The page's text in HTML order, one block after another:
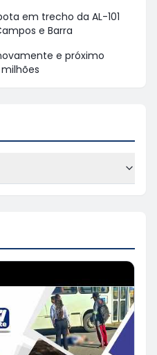
em trecho da AL-101
e Barra
e próximo